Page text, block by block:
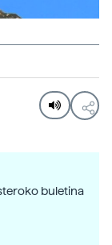
buletina